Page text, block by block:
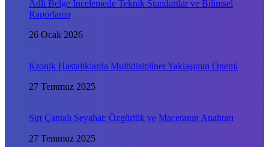
Adli Belge İncelemede Teknik Standartlar ve Bilimsel
Raporlama
26 Ocak 2026
Kronik Hastalıklarda Multidisipliner Yaklaşımın Önemi
27 Temmuz 2025
Sırt Çantalı Seyahat: Özgürlük ve Maceranın Anahtarı
27 Temmuz 2025